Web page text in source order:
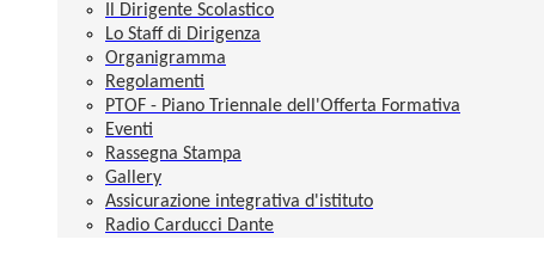
Il Dirigente Scolastico
Lo Staff di Dirigenza
Organigramma
Regolamenti
PTOF - Piano Triennale dell'Offerta Formativa
Eventi
Rassegna Stampa
Gallery
Assicurazione integrativa d'istituto
Radio Carducci Dante